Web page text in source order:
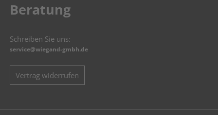
Beratung
Schreiben Sie uns:
service@wiegand-gmbh.de
Vertrag widerrufen